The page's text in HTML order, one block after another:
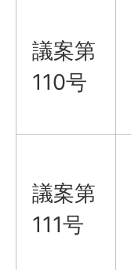
議案​​​​​​​第
110号
議案​​​​​​​第
111号